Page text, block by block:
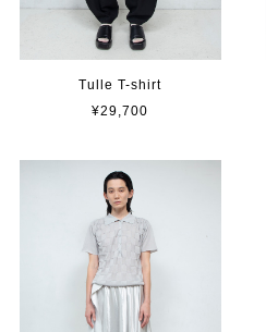
Tulle T-shirt
¥29,700